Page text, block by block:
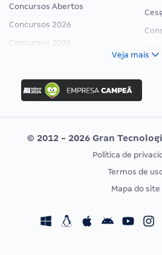
Concursos Abertos
Concursos 2026
Concursos 2025
Concurso Ibama
Concurso MPU
Editais publicados
CONCURSOS POR PROFISSÃO
Concursos Fiscais
Veja mais
© 2012 - 2026 Gran
Política de
Termos de
Mapa do site